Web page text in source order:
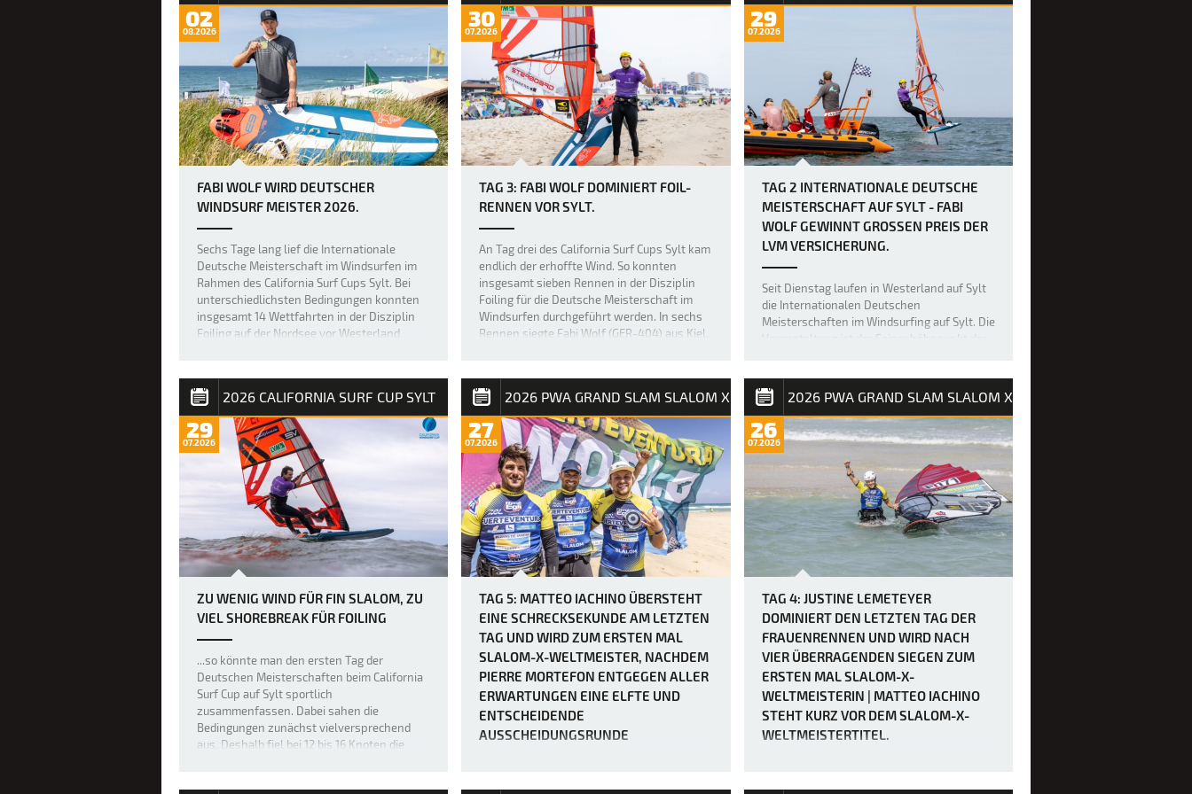
02
08.2026
FABI WOLF WIRD DEUTSCHER
WINDSURF MEISTER 2026.
Sechs Tage lang lief die Internationale
Deutsche Meisterschaft im Windsurfen im
Rahmen des California Surf Cups Sylt. Bei
unterschiedlichsten Bedingungen konnten
insgesamt 14 Wettfahrten in der Disziplin
Foiling auf der Nordsee vor Westerland
30
07.2026
TAG 3: FABI WOLF DOMINIERT FOIL-
RENNEN VOR SYLT.
An Tag drei des California Surf Cups Sylt kam
endlich der erhoffte Wind. So konnten
insgesamt sieben Rennen in der Disziplin
Foiling für die Deutsche Meisterschaft im
Windsurfen durchgeführt werden. In sechs
Rennen siegte Fabi Wolf (GER-404) aus Kiel.
29
07.2026
TAG 2 INTERNATIONALE DEUTSCHE
MEISTERSCHAFT AUF SYLT - FABI
WOLF GEWINNT GROSSEN PREIS DER L
VM VERSICHERUNG.
Seit Dienstag laufen in Westerland auf Sylt
die Internationalen Deutschen
Meisterschaften im Windsurfing auf Sylt. Die
Veranstaltung ist der Saisonhöhepunkt der
offiziellen Wettfahrten durchgeführt w…
2026 CALIFORNIA SURF CUP SYLT
29
07.2026
ZU WENIG WIND FÜR FIN SLALOM, ZU
VIEL SHOREBREAK FÜR FOILING
...so könnte man den ersten Tag der
Deutschen Meisterschaften beim California
Surf Cup auf Sylt sportlich
zusammenfassen. Dabei sahen die
Bedingungen zunächst vielversprechend
aus. Deshalb fiel bei 12 bis 16 Knoten die
2026 PWA GRAND SLAM SLALOM X
27
07.2026
TAG 5: MATTEO IACHINO ÜBERSTEHT
EINE SCHRECKSEKUNDE AM LETZTEN
TAG UND WIRD ZUM ERSTEN MAL
SLALOM-X-WELTMEISTER, NACHDEM
PIERRE MORTEFON ENTGEGEN ALLER
ERWARTUNGEN EINE ELFTE UND
ENTSCHEIDENDE
AUSSCHEIDUNGSRUNDE
2026 PWA GRAND SLAM SLALOM X
26
07.2026
TAG 4: JUSTINE LEMETEYER
DOMINIERT DEN LETZTEN TAG DER
FRAUENRENNEN UND WIRD NACH
VIER ÜBERRAGENDEN SIEGEN ZUM
ERSTEN MAL SLALOM-X-
WELTMEISTERIN | MATTEO IACHINO
STEHT KURZ VOR DEM SLALOM-X-
WELTMEISTERTITEL.